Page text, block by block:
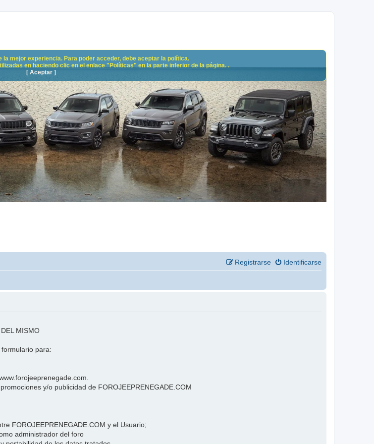
Identificarse
Registrarse
MISMO
para:
y/o publicidad de FOROJEEPRENEGADE.COM
FOROJEEPRENEGADE.COM y el Usuario;
administrador del foro
mejor experiencia. Para poder acceder, debe aceptar la política.
en haciendo clic en el enlace "Políticas" en la parte inferior de la página. .
[ Aceptar ]